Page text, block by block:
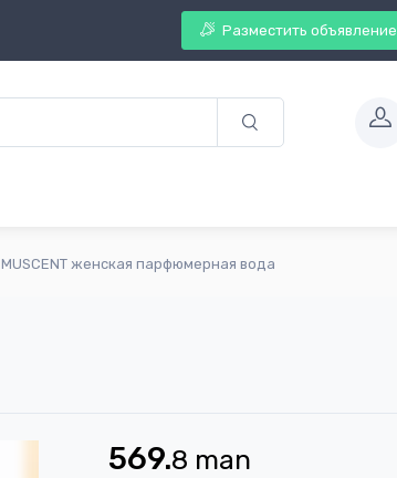
Разместить объявление
MUSCENT женская парфюмерная вода
569.8 man